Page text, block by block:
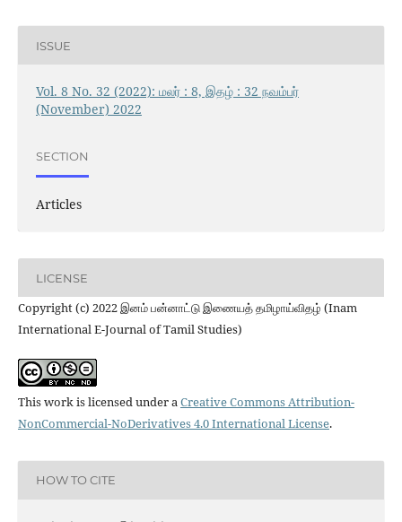
ISSUE
Vol. 8 No. 32 (2022): மலர் : 8, இதழ் : 32 நவம்பர்
(November) 2022
SECTION
Articles
LICENSE
Copyright (c) 2022 இனம் பன்னாட்டு இணையத் தமிழாய்விதழ் (Inam
International E-Journal of Tamil Studies)
This work is licensed under a Creative Commons Attribution-
NonCommercial-NoDerivatives 4.0 International License.
HOW TO CITE